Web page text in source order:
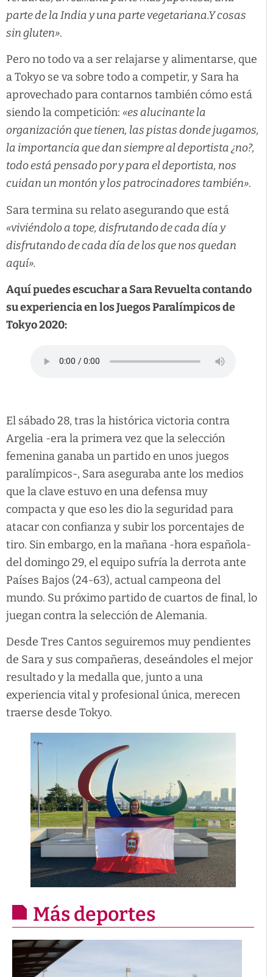
parte de la India y una parte vegetariana.Y cosas
sin gluten».
Pero no todo va a ser relajarse y alimentarse, que
a Tokyo se va sobre todo a competir, y Sara ha
aprovechado para contarnos también cómo está
siendo la competición: «es alucinante la
organización que tienen, las pistas donde jugamos,
la importancia que dan siempre al deportista ¿no?,
todo está pensado por y para el deportista, nos
cuidan un montón y los patrocinadores también».
Sara termina su relato asegurando que está
«viviéndolo a tope, disfrutando de cada día y
disfrutando de cada día de los que nos quedan
aquí».
Aquí puedes escuchar a Sara Revuelta contando
su experiencia en los Juegos Paralímpicos de
Tokyo 2020:
El sábado 28, tras la histórica victoria contra
Argelia -era la primera vez que la selección
femenina ganaba un partido en unos juegos
paralímpicos-, Sara aseguraba ante los medios
que la clave estuvo en una defensa muy
compacta y que eso les dio la seguridad para
atacar con confianza y subir los porcentajes de
tiro. Sin embargo, en la mañana -hora española-
del domingo 29, el equipo sufría la derrota ante
Países Bajos (24-63), actual campeona del
mundo. Su próximo partido de cuartos de final, lo
juegan contra la selección de Alemania.
Desde Tres Cantos seguiremos muy pendientes
de Sara y sus compañeras, deseándoles el mejor
resultado y la medalla que, junto a una
experiencia vital y profesional única, merecen
traerse desde Tokyo.
Más deportes